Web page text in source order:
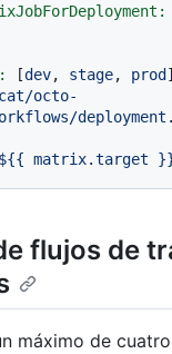
[dev, stage, prod ]
octo-
${{ matrix.target
flujos de
máximo de